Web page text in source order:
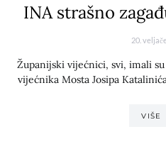
INA strašno
20.
Županijski vijećnici, svi, imali
vijećnika Mosta Josipa
VIŠE